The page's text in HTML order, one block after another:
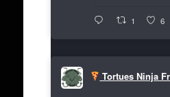
1 6
Tortues Ninja